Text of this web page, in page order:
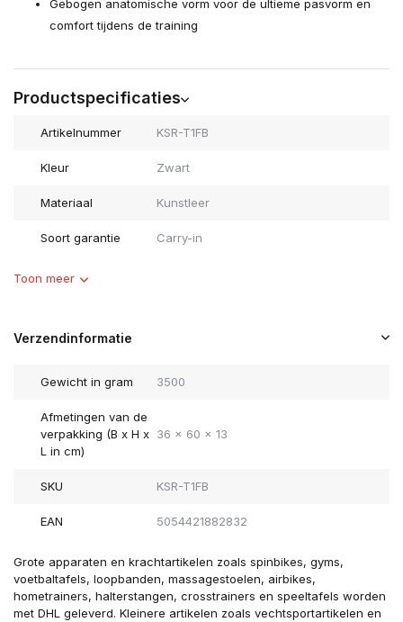
Gebogen anatomische vorm voor de ultieme pasvorm en
comfort tijdens de training
Productspecificaties
Artikelnummer KSR-T1FB
Kleur Zwart
Materiaal Kunstleer
Soort garantie Carry-in
Toon meer
Verzendinformatie
Gewicht in gram 3500
Afmetingen van de
verpakking (B x H x
L in cm)
36 x 60 x 13
SKU KSR-T1FB
EAN 5054421882832
Grote apparaten en krachtartikelen zoals spinbikes, gyms,
voetbaltafels, loopbanden, massagestoelen, airbikes,
hometrainers, halterstangen, crosstrainers en speeltafels worden
met DHL geleverd. Kleinere artikelen zoals vechtsportartikelen en